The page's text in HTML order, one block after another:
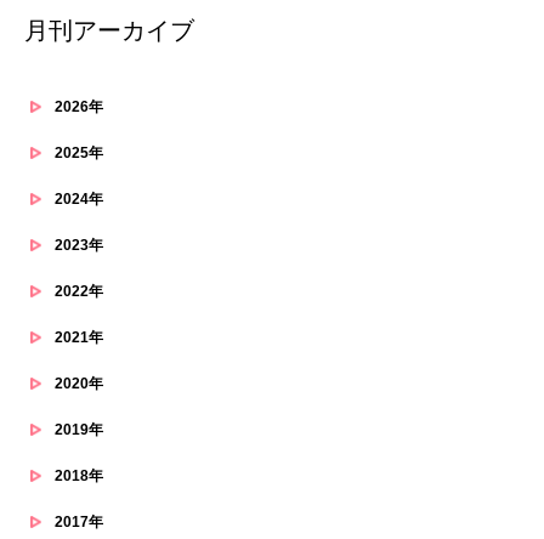
月刊アーカイブ
2026年
2025年
2024年
2023年
2022年
2021年
2020年
2019年
2018年
2017年